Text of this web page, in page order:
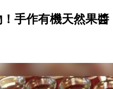
手作有機天然果醬